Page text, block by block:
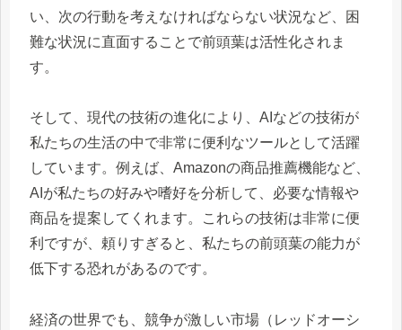
い、次の行動を考えなければならない状況など、困
難な状況に直面することで前頭葉は活性化されま
す。
そして、現代の技術の進化により、AIなどの技術が
私たちの生活の中で非常に便利なツールとして活躍
しています。例えば、Amazonの商品推薦機能など、
AIが私たちの好みや嗜好を分析して、必要な情報や
商品を提案してくれます。これらの技術は非常に便
利ですが、頼りすぎると、私たちの前頭葉の能力が
低下する恐れがあるのです。
経済の世界でも、競争が激しい市場（レッドオーシ